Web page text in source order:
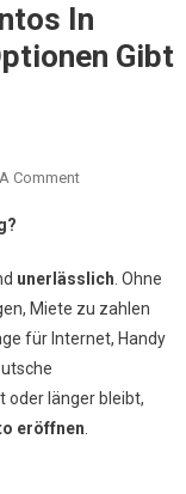
In
Gibt
CommentOn
In
Deutschland
–
Optionen
Gibt
unerlässlich . Ohne
Miete zu zahlen
für Internet, Handy
oder länger bleibt,
eröffnen